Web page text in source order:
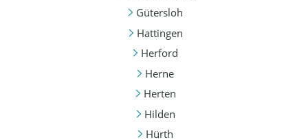
Gütersloh
Hattingen
Herford
Herne
Herten
Hilden
Hürth